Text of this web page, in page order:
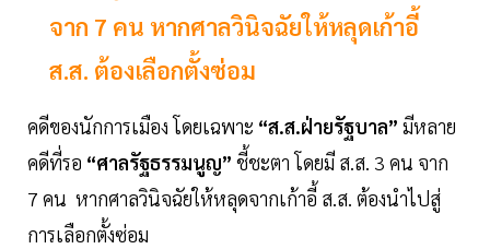
จาก 7 คน หากศาลวินิจฉัยให้หลุดเก้าอี้
ส.ส. ต้องเลือกตั้งซ่อม
คดีของนักการเมือง โดยเฉพาะ “ส.ส.ฝ่ายรัฐบาล” มีหลาย
คดีที่รอ “ศาลรัฐธรรมนูญ” ชี้ชะตา โดยมี ส.ส. 3 คน จาก
7 คน หากศาลวินิจฉัยให้หลุดจากเก้าอี้ ส.ส. ต้องนำไปสู่
การเลือกตั้งซ่อม